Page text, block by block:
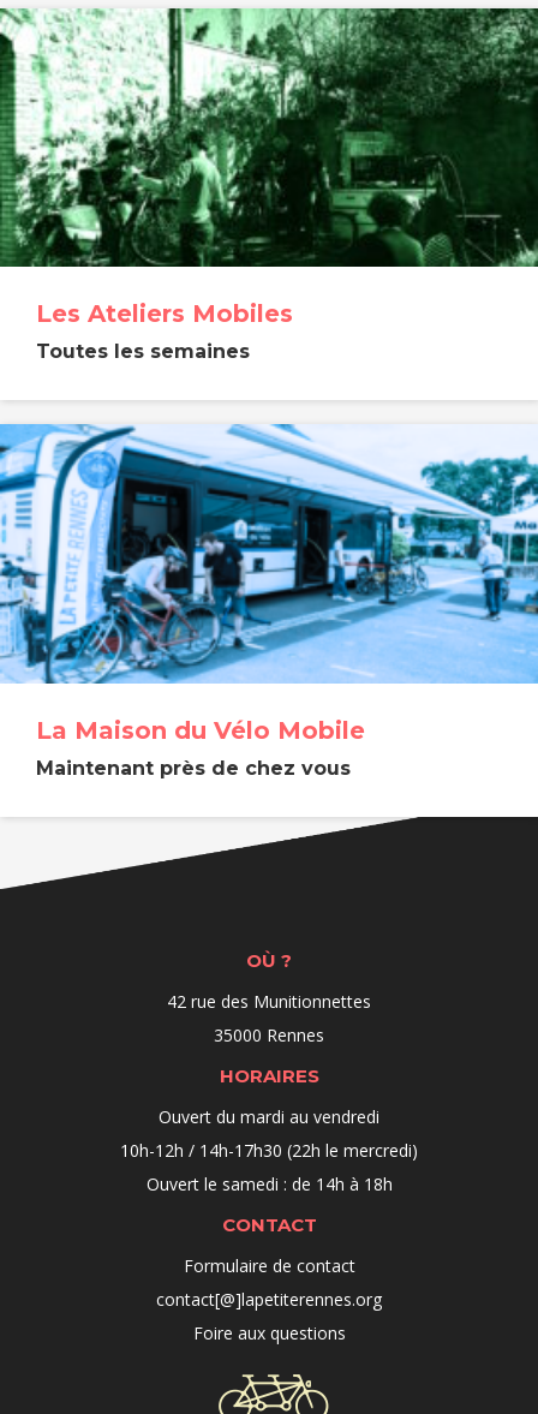
Les Ateliers Mobiles
Toutes les semaines
La Maison du Vélo Mobile
Maintenant près de chez vous
OÙ ?
42 rue des Munitionnettes
35000 Rennes
HORAIRES
Ouvert du mardi au vendredi
10h-12h / 14h-17h30 (22h le mercredi)
Ouvert le samedi : de 14h à 18h
CONTACT
Formulaire de contact
contact[@]lapetiterennes.org
Foire aux questions